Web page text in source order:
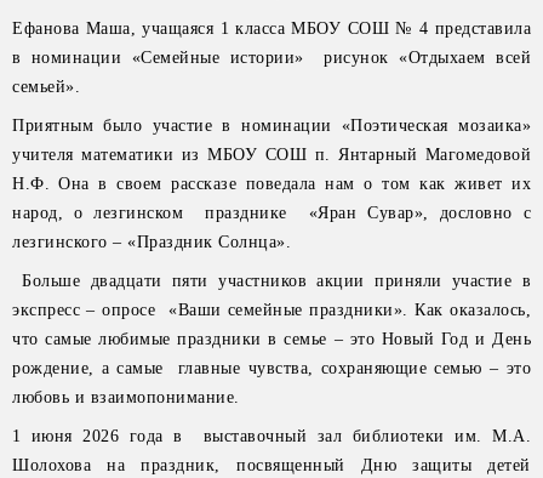
Ефанова Маша, учащаяся 1 класса МБОУ СОШ № 4 представила
в номинации «Семейные истории» рисунок «Отдыхаем всей
семьей».
Приятным было участие в номинации «Поэтическая мозаика»
учителя математики из МБОУ СОШ п. Янтарный Магомедовой
Н.Ф. Она в своем рассказе поведала нам о том как живет их
народ, о лезгинском празднике «Яран Сувар», дословно с
лезгинского – «Праздник Солнца».
Больше двадцати пяти участников акции приняли участие в
экспресс – опросе «Ваши семейные праздники». Как оказалось,
что самые любимые праздники в семье – это Новый Год и День
рождение, а самые главные чувства, сохраняющие семью – это
любовь и взаимопонимание.
1 июня 2026 года в выставочный зал библиотеки им. М.А.
Шолохова на праздник, посвященный Дню защиты детей